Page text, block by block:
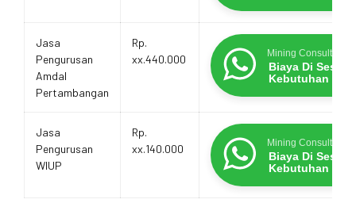
Jasa
Pengurusan
Amdal
Pertambangan
Rp.
xx.440.000
Mining Consultants
Biaya Di
Kebutuhan
Jasa
Pengurusan
WIUP
Rp.
xx.140.000
Mining Consultants
Biaya Di
Kebutuhan